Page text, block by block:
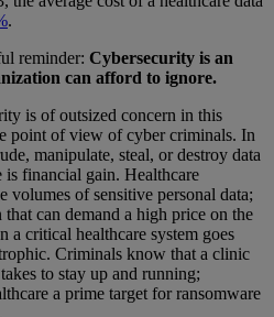
.
reminder: Cybersecurity is an
can afford to ignore.
is of outsized concern in this
point of view of cyber criminals. In
manipulate, steal, or destroy data
is financial gain. Healthcare
volumes of sensitive personal data;
can demand a high price on the
a critical healthcare system goes
Criminals know that a clinic
to stay up and running;
a prime target for ransomware